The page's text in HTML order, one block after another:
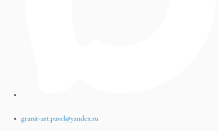
granit-art.pavel@yandex.ru